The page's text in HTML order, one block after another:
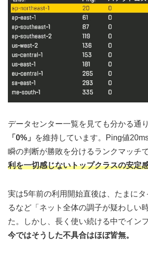
データセンター一覧を見ても分かる通
「0%」
を維持しています。Ping値
瞬の判断が勝敗を分けるランクマッチで
利を一切感じないトップクラスの安定
実は5年前の利用開始直後は、たまにタ
るなど「ネット全体の調子が疑わしい
た。しかし、長く使い続ける中でイン
今ではそうした不具合はほぼ皆無。